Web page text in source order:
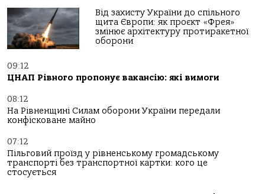
Від захисту України до спільного
щита Європи: як проєкт «Фрея»
змінює архітектуру протиракетної
оборони
09:12
ЦНАП Рівного пропонує вакансію: які вимоги
08:12
На Рівненщині Силам оборони України передали
конфісковане майно
07:12
Пільговий проїзд у рівненському громадському
транспорті без транспортної картки: кого це
стосується